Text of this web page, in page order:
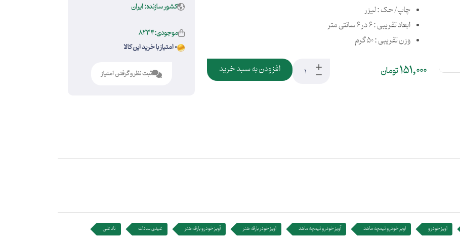
چاپ/ حک : لیزر
ابعاد تقریبی : 6 در 6 سانتی متر
وزن تقریبی : 50 گرم
151,000تومان افزودن به سبد خرید
کشور سازنده: ایران
موجودی:8234
0 امتیاز با خرید این کالا
ثبت نظر و گرفتن امتیاز
اویز خودرو اویز خودرو تیمچه ماهد آویز خودرو تیمچه ماهد اویز خودر بارقه هنر آویز خودرو بارقه هنر عیدی سادات
ناد علی